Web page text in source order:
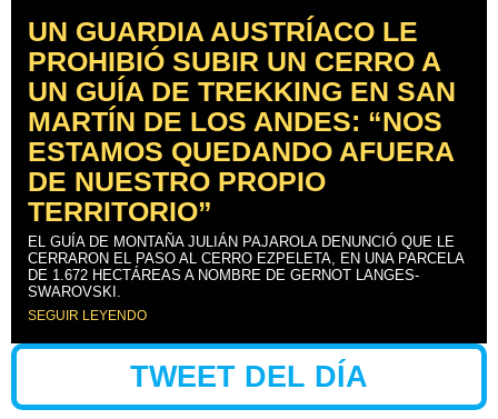
UN GUARDIA AUSTRÍACO LE
PROHIBIÓ SUBIR UN CERRO A
UN GUÍA DE TREKKING EN SAN
MARTÍN DE LOS ANDES: “NOS
ESTAMOS QUEDANDO AFUERA
DE NUESTRO PROPIO
TERRITORIO”
EL GUÍA DE MONTAÑA JULIÁN PAJAROLA DENUNCIÓ QUE LE
CERRARON EL PASO AL CERRO EZPELETA, EN UNA PARCELA
DE 1.672 HECTÁREAS A NOMBRE DE GERNOT LANGES-
SWAROVSKI.
SEGUIR LEYENDO
TWEET DEL DÍA